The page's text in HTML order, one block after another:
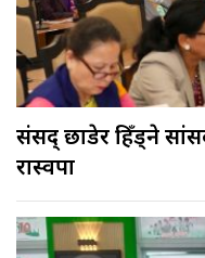
संसद् छाडेर हिँड्ने
रास्वपा